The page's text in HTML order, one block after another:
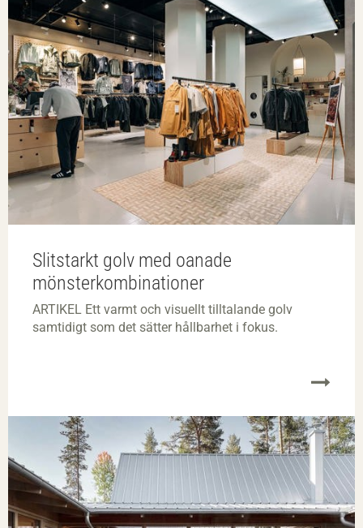
Slitstarkt golv med oanade
mönsterkombinationer
ARTIKEL Ett varmt och visuellt tilltalande golv
samtidigt som det sätter hållbarhet i fokus.